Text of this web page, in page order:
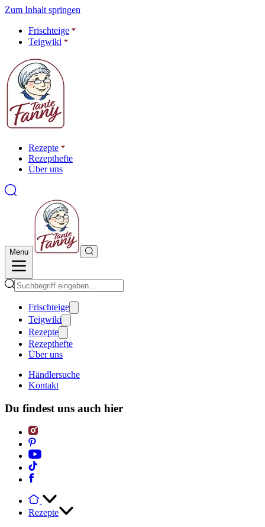
Zum Inhalt springen
Frischteige
Teigwiki
Rezepte
Rezepthefte
Über uns
Menu
Frischteige
Teigwiki
Rezepte
Rezepthefte
Über uns
Händlersuche
Kontakt
Du findest uns auch hier
Rezepte